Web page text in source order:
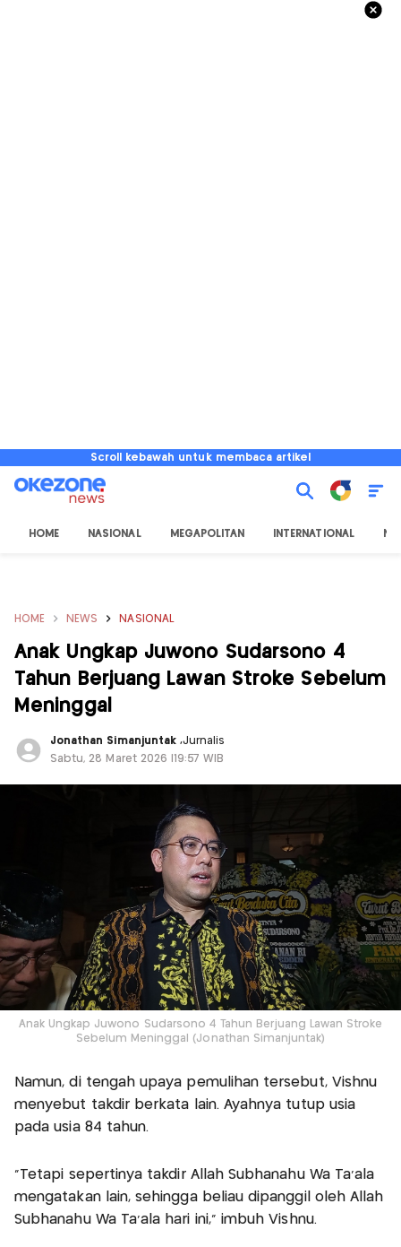
Scroll kebawah untuk membaca artikel
HOME NASIONAL MEGAPOLITAN INTERNATIONAL
HOME NEWS NASIONAL
Anak Ungkap Juwono Sudarsono 4
Tahun Berjuang Lawan Stroke Sebelum
Meninggal
Jonathan Simanjuntak,Jurnalis
Sabtu, 28 Maret 2026 |19:57 WIB
Anak Ungkap Juwono Sudarsono 4 Tahun Berjuang Lawan Stroke
Sebelum Meninggal (Jonathan Simanjuntak)
Namun, di tengah upaya pemulihan tersebut, Vishnu
menyebut takdir berkata lain. Ayahnya tutup usia
pada usia 84 tahun.
"Tetapi sepertinya takdir Allah Subhanahu Wa Ta'ala
mengatakan lain, sehingga beliau dipanggil oleh Allah
Subhanahu Wa Ta'ala hari ini," imbuh Vishnu.